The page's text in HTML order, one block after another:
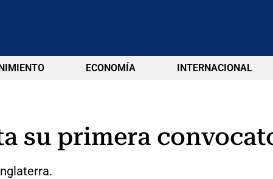
ECONOMÍA INTERNACIONAL
su primera